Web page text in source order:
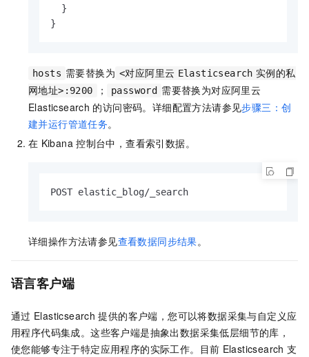
  }
}
hosts 需要替换为 <对应阿里云 Elasticsearch 实例的私
网地址>:9200
； password 需要替换为对应阿里云
Elasticsearch 的访问密码。 详细配置方法请参见步骤三：创
建并运行管道任务。
在 Kibana 控制台中，查看索引数据。
POST elastic_blog/_search
详细操作方法请参见查看数据同步结果。
语言客户端
通过 Elasticsearch 提供的客户端，您可以将数据采集与自定义应
用程序代码集成。这些客户端是抽象出数据采集低层细节的库，
使您能够专注于特定应用程序的实际工作。目前 Elasticsearch 支